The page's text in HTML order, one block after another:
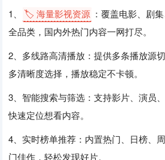
1、 🏷️ 海量影视资源 ：覆盖电影、剧
全品类，国内外热门内容一网打尽。
2、多线路高清播放：提供多条播放源
多清晰度选择，播放稳定不卡顿。
3、智能搜索与筛选：支持影片、演员
快速定位想看内容。
4、实时榜单推荐：内置热门、日榜、
门佳作，轻松发现好片。